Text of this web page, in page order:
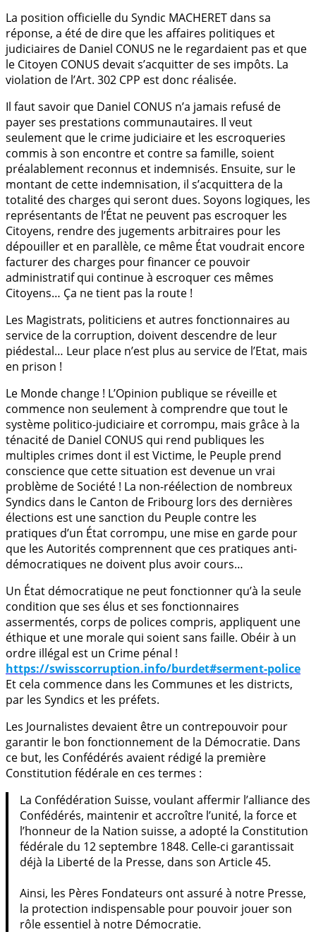
La position officielle du Syndic MACHERET dans sa
réponse, a été de dire que les affaires politiques et
judiciaires de Daniel CONUS ne le regardaient pas et que
le Citoyen CONUS devait s’acquitter de ses impôts. La
violation de l’Art. 302 CPP est donc réalisée.
Il faut savoir que Daniel CONUS n’a jamais refusé de
payer ses prestations communautaires. Il veut
seulement que le crime judiciaire et les escroqueries
commis à son encontre et contre sa famille, soient
préalablement reconnus et indemnisés. Ensuite, sur le
montant de cette indemnisation, il s’acquittera de la
totalité des charges qui seront dues. Soyons logiques, les
représentants de l’État ne peuvent pas escroquer les
Citoyens, rendre des jugements arbitraires pour les
dépouiller et en parallèle, ce même État voudrait encore
facturer des charges pour financer ce pouvoir
administratif qui continue à escroquer ces mêmes
Citoyens… Ça ne tient pas la route !
Les Magistrats, politiciens et autres fonctionnaires au
service de la corruption, doivent descendre de leur
piédestal… Leur place n’est plus au service de l’Etat, mais
en prison !
Le Monde change ! L’Opinion publique se réveille et
commence non seulement à comprendre que tout le
système politico-judiciaire et corrompu, mais grâce à la
ténacité de Daniel CONUS qui rend publiques les
multiples crimes dont il est Victime, le Peuple prend
conscience que cette situation est devenue un vrai
problème de Société ! La non-réélection de nombreux
Syndics dans le Canton de Fribourg lors des dernières
élections est une sanction du Peuple contre les
pratiques d’un État corrompu, une mise en garde pour
que les Autorités comprennent que ces pratiques anti-
démocratiques ne doivent plus avoir cours…
Un État démocratique ne peut fonctionner qu’à la seule
condition que ses élus et ses fonctionnaires
assermentés, corps de polices compris, appliquent une
éthique et une morale qui soient sans faille. Obéir à un
ordre illégal est un Crime pénal !
https://swisscorruption.info/burdet#serment-police
Et cela commence dans les Communes et les districts,
par les Syndics et les préfets.
Les Journalistes devaient être un contrepouvoir pour
garantir le bon fonctionnement de la Démocratie. Dans
ce but, les Confédérés avaient rédigé la première
Constitution fédérale en ces termes :
La Confédération Suisse, voulant affermir l’alliance des
Confédérés, maintenir et accroître l’unité, la force et
l’honneur de la Nation suisse, a adopté la Constitution
fédérale du 12 septembre 1848. Celle-ci garantissait
déjà la Liberté de la Presse, dans son Article 45.
Ainsi, les Pères Fondateurs ont assuré à notre Presse,
la protection indispensable pour pouvoir jouer son
rôle essentiel à notre Démocratie.